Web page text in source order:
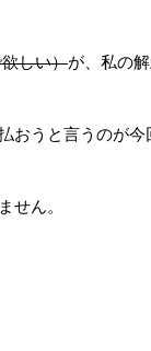
しい）が、私の
おうと言うのが今
せん。